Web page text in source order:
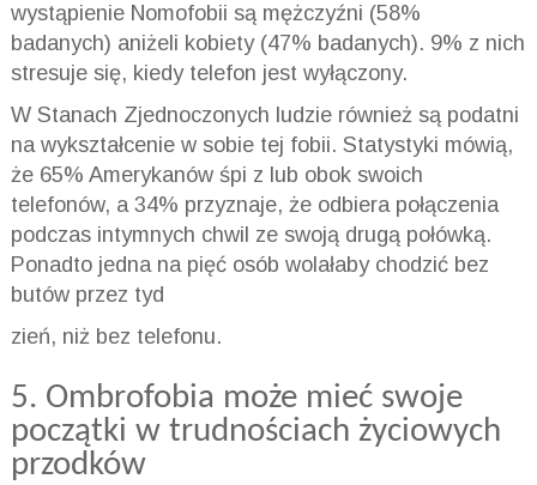
wystąpienie Nomofobii są mężczyźni (58%
badanych) aniżeli kobiety (47% badanych). 9% z nich
stresuje się, kiedy telefon jest wyłączony.
W Stanach Zjednoczonych ludzie również są podatni
na wykształcenie w sobie tej fobii. Statystyki mówią,
że 65% Amerykanów śpi z lub obok swoich
telefonów, a 34% przyznaje, że odbiera połączenia
podczas intymnych chwil ze swoją drugą połówką.
Ponadto jedna na pięć osób wolałaby chodzić bez
butów przez tyd
zień, niż bez telefonu.
5. Ombrofobia może mieć swoje
początki w trudnościach życiowych
przodków